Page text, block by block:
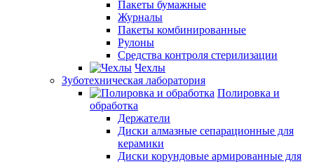
Пакеты бумажные
Журналы
Пакеты комбинированные
Рулоны
Средства контроля стерилизации
Чехлы
Зуботехническая лаборатория
Полировка и
обработка
Держатели
Диски алмазные сепарационные для
керамики
Диски корундовые армированные для